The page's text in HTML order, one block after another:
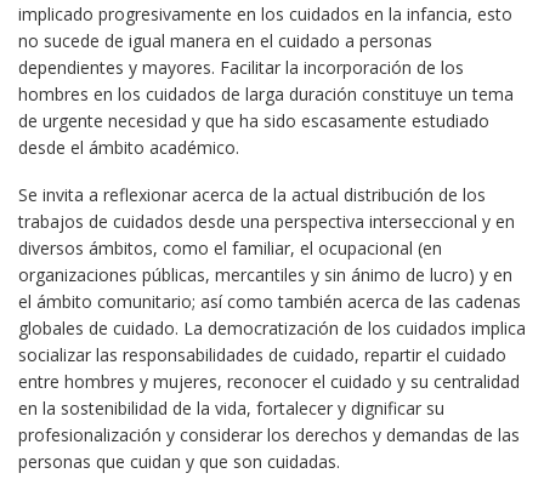
implicado progresivamente en los cuidados en la infancia, esto
no sucede de igual manera en el cuidado a personas
dependientes y mayores. Facilitar la incorporación de los
hombres en los cuidados de larga duración constituye un tema
de urgente necesidad y que ha sido escasamente estudiado
desde el ámbito académico.
Se invita a reflexionar acerca de la actual distribución de los
trabajos de cuidados desde una perspectiva interseccional y en
diversos ámbitos, como el familiar, el ocupacional (en
organizaciones públicas, mercantiles y sin ánimo de lucro) y en
el ámbito comunitario; así como también acerca de las cadenas
globales de cuidado. La democratización de los cuidados implica
socializar las responsabilidades de cuidado, repartir el cuidado
entre hombres y mujeres, reconocer el cuidado y su centralidad
en la sostenibilidad de la vida, fortalecer y dignificar su
profesionalización y considerar los derechos y demandas de las
personas que cuidan y que son cuidadas.